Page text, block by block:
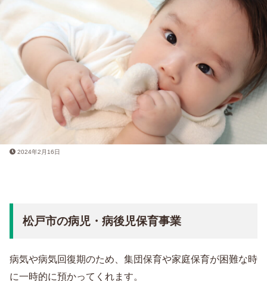
2024年2月16日
松戸市の病児・病後児保育事業
病気や病気回復期のため、集団保育や家庭保育が困難な時
に一時的に預かってくれます。